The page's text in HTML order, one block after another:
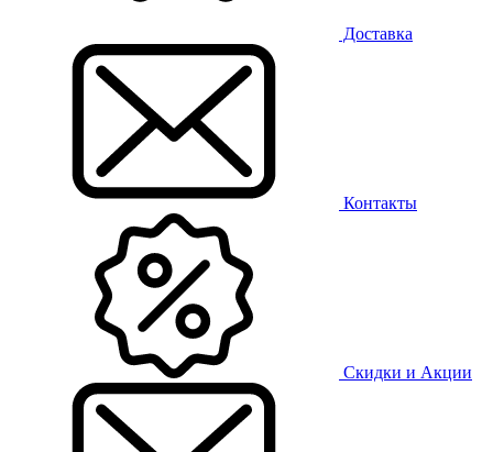
Доставка
Контакты
Скидки и Акции